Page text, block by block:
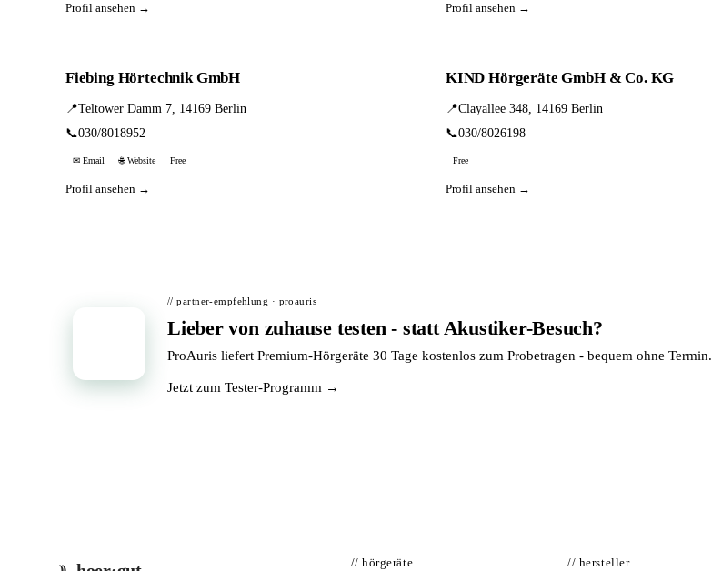
Profil ansehen → Profil ansehen →
Fiebing Hörtechnik GmbH
📍Teltower Damm 7, 14169 Berlin
📞030/8018952
✉ Email 🌐 Website Free
Profil ansehen →
KIND Hörgeräte GmbH & Co. KG
📍Clayallee 348, 14169 Berlin
📞030/8026198
Free
Profil ansehen →
// partner-empfehlung · proauris
Lieber von zuhause testen - statt Akustiker-Besuch?
ProAuris liefert Premium-Hörgeräte 30 Tage kostenlos zum Probetragen - bequem ohne Termin.
Jetzt zum Tester-Programm →
// hörgeräte // hersteller